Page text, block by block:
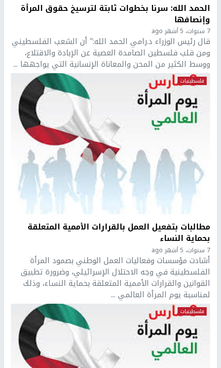
الحمد الله: سرنا بخطوات ثابتة لترسيخ حقوق المرأة
وإنصافها
7 سنوات، 5 أشهر ago
قال رئيس الوزراء د.رامي الحمد الله:" أن الشعب الفلسطيني
ومن قلب فلسطين الصامدة العصية عن الإبادة والاقتلاع،
ووسط الكثير من المحن والمعاناة الإنسانية التي يواجهها ...
فلسطينيات
مطالبات بتفعيل العمل بالقرارات الأممية المتعلقة
بحماية النساء
7 سنوات، 5 أشهر ago
أشادت مؤسسات وفعاليات العمل الوطني بصمود المرأة
الفلسطينية في وجه الاحتلال الإسرائيلي، وضرورة تطبيق
القوانين والقرارات الأممية المتعلقة بحماية النساء، وذلك
لمناسبة يوم المرأة العالمي ...
فلسطينيات